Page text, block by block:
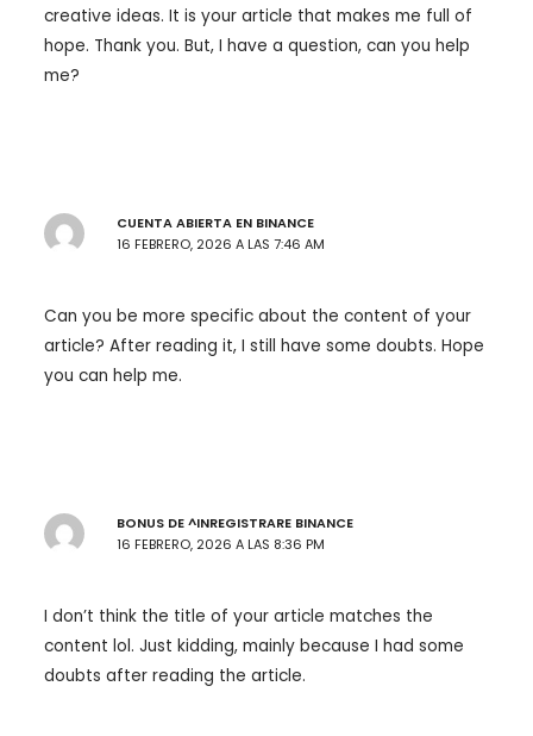
creative ideas. It is your article that makes me full of
hope. Thank you. But, I have a question, can you help
me?
CUENTA ABIERTA EN BINANCE
16 FEBRERO, 2026 A LAS 7:46 AM
Can you be more specific about the content of your
article? After reading it, I still have some doubts. Hope
you can help me.
BONUS DE ^INREGISTRARE BINANCE
16 FEBRERO, 2026 A LAS 8:36 PM
I don’t think the title of your article matches the
content lol. Just kidding, mainly because I had some
doubts after reading the article.